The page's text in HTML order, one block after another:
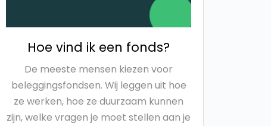
Hoe vind ik een fonds?
De meeste mensen kiezen voor
beleggingsfondsen. Wij leggen uit hoe
ze werken, hoe ze duurzaam kunnen
zijn, welke vragen je moet stellen aan je